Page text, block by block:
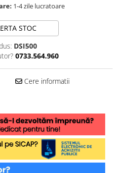
1-4 zile lucratoare
STOC
DSI500
0733.564.960
Cere informatii